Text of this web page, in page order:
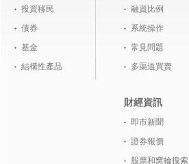
投資移民
債券
基金
結構性產品
融資比例
系統操作
常見問題
多渠道買賣
財經資訊
即市新聞
證券報價
股票和窝輪搜索